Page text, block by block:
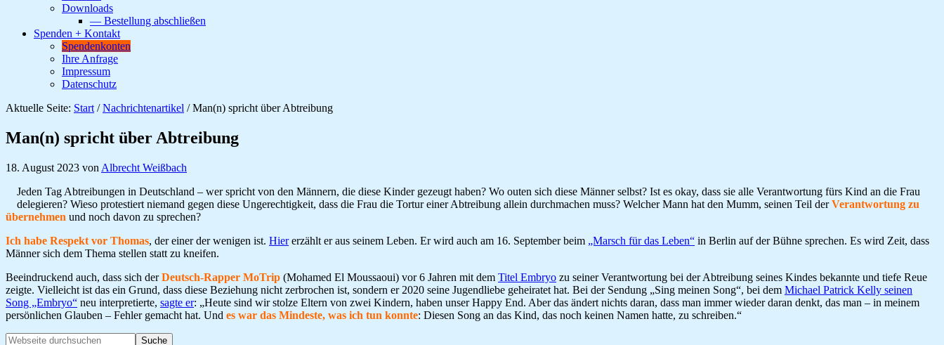
Downloads
— Bestellung abschließen
Spenden + Kontakt
Spendenkonten
Ihre Anfrage
Impressum
Datenschutz
Aktuelle Seite: Start / Nachrichtenartikel /Man(n) spricht über Abtreibung
Man(n) spricht über Abtreibung
18. August 2023 von Albrecht Weißbach
Jeden Tag Abtreibungen in Deutschland – wer spricht von den Männern, die diese Kinder gezeugt haben? Wo outen sich diese Männer selbst? Ist es okay, dass sie alle Verantwortung fürs Kind an die Frau
delegieren? Wieso protestiert niemand gegen diese Ungerechtigkeit, dass die Frau die Tortur einer Abtreibung allein durchmachen muss? Welcher Mann hat den Mumm, seinen Teil derVerantwortung zu
übernehmen und noch davon zu sprechen?
Ich habe Respekt vor Thomas, der einer der wenigen ist. Hiererzählt er aus seinem Leben. Er wird auch am 16. September beim „Marsch für das Leben“ in Berlin auf der Bühne sprechen. Es wird Zeit, dass
Männer sich dem Thema stellen statt zu kneifen.
Beeindruckend auch, dass sich derDeutsch-Rapper MoTrip (Mohamed El Moussaoui) vor 6 Jahren mit dem Titel Embryo zu seiner Verantwortung bei der Abtreibung seines Kindes bekannte und tiefe Reue
zeigte. Vielleicht ist das ein Grund, dass diese Beziehung nicht zerbrochen ist, sondern er 2020 seine Jugendliebe geheiratet hat. Bei der Sendung „Sing meinen Song“, bei dem Michael Patrick Kelly seinen
Song „Embryo“ neu interpretierte, sagte er: „Heute sind wir stolze Eltern von zwei Kindern, haben unser Happy End. Aber das ändert nichts daran, dass man immer wieder daran denkt, das man – in meinem
persönlichen Glauben – Fehler gemacht hat. Und es war das Mindeste, was ich tun konnte: Diesen Song an das Kind, das noch keinen Namen hatte, zu schreiben.“
Webseite